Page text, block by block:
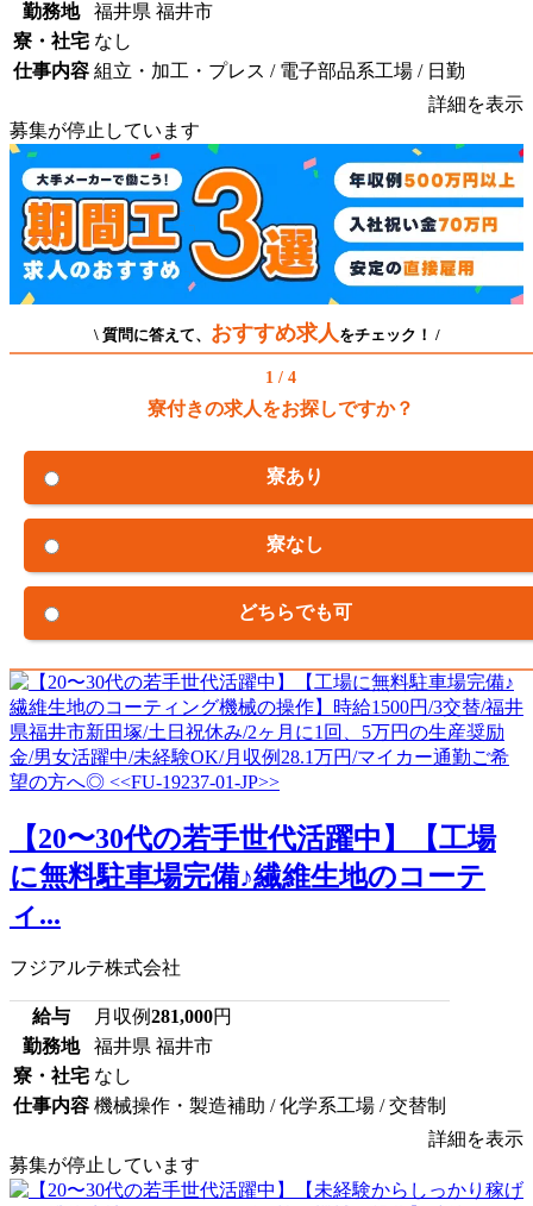
勤務地
福井県 福井市
寮・社宅 なし
仕事内容 組立・加工・プレス / 電子部品系工場 / 日勤
詳細を表示
募集が停止しています
\ 質問に答えて、 おすすめ求人 をチェック！ /
1 / 4
寮付きの求人をお探しですか？
寮あり
寮なし
どちらでも可
【20〜30代の若手世代活躍中】【工場
に無料駐車場完備♪繊維生地のコーテ
ィ...
フジアルテ株式会社
給与 月収例281,000円
勤務地
福井県 福井市
寮・社宅 なし
仕事内容 機械操作・製造補助 / 化学系工場 / 交替制
詳細を表示
募集が停止しています